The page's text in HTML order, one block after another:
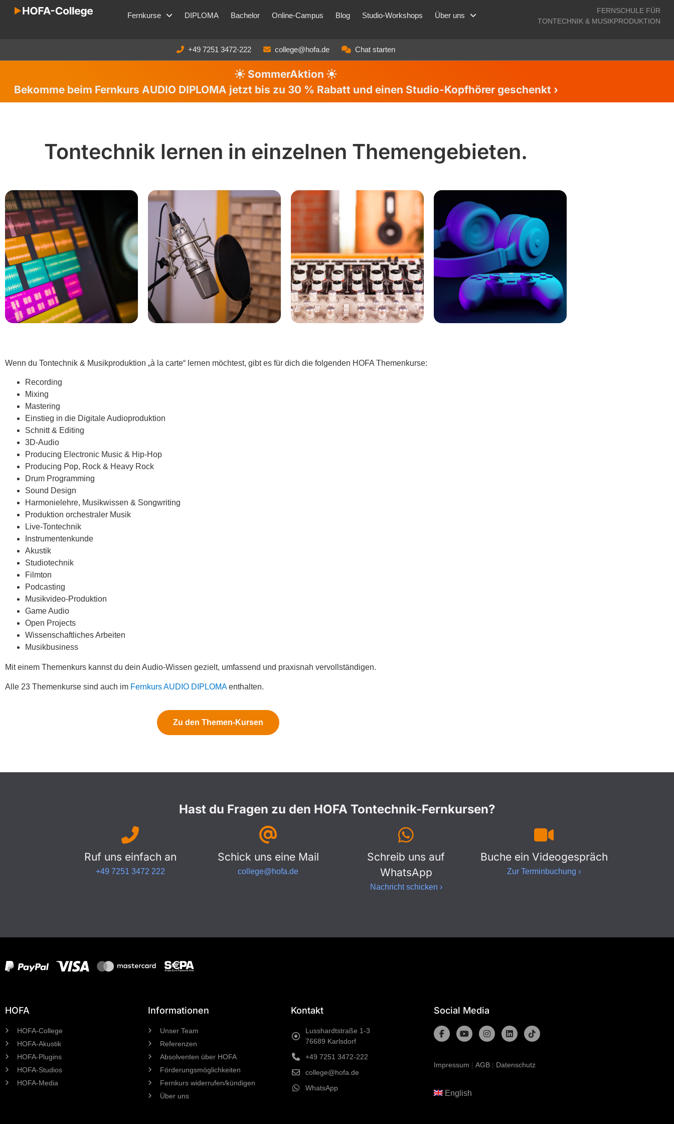
Fernkurse DIPLOMA Bachelor Online-Campus Blog Studio-Workshops Über uns
FERNSCHULE FÜR
TONTECHNIK & MUSIKPRODUKTION
+49 7251 3472-222 college@hofa.de Chat starten
SommerAktion
Bekomme beim Fernkurs AUDIO DIPLOMA jetzt bis zu 30 % Rabatt und einen Studio-Kopfhörer geschenkt ›
Tontechnik lernen in einzelnen Themengebieten.
Wenn du Tontechnik & Musikproduktion „à la carte“ lernen möchtest, gibt es für dich die folgenden HOFA Themenkurse:
Recording
Mixing
Mastering
Einstieg in die Digitale Audioproduktion
Schnitt & Editing
3D-Audio
Producing Electronic Music & Hip-Hop
Producing Pop, Rock & Heavy Rock
Drum Programming
Sound Design
Harmonielehre, Musikwissen & Songwriting
Produktion orchestraler Musik
Live-Tontechnik
Instrumentenkunde
Akustik
Studiotechnik
Filmton
Podcasting
Musikvideo-Produktion
Game Audio
Open Projects
Wissenschaftliches Arbeiten
Musikbusiness
Mit einem Themenkurs kannst du dein Audio-Wissen gezielt, umfassend und praxisnah vervollständigen.
Alle 23 Themenkurse sind auch im Fernkurs AUDIO DIPLOMAenthalten.
Zu den Themen-Kursen
Hast du Fragen zu den HOFA Tontechnik-Fernkursen?
Ruf uns einfach an
+49 7251 3472 222
Schick uns eine Mail
college@hofa.de
Schreib uns auf
WhatsApp
Nachricht schicken ›
Buche ein Videogespräch
Zur Terminbuchung ›
HOFA
HOFA-College
HOFA-Akustik
HOFA-Plugins
HOFA-Studios
HOFA-Media
Informationen
Unser Team
Referenzen
Absolventen über HOFA
Förderungsmöglichkeiten
Fernkurs widerrufen/kündigen
Über uns
Kontakt
Lusshardtstraße 1-3
76689 Karlsdorf
+49 7251 3472-222
college@hofa.de
WhatsApp
Social Media
Impressum | AGB | Datenschutz
English